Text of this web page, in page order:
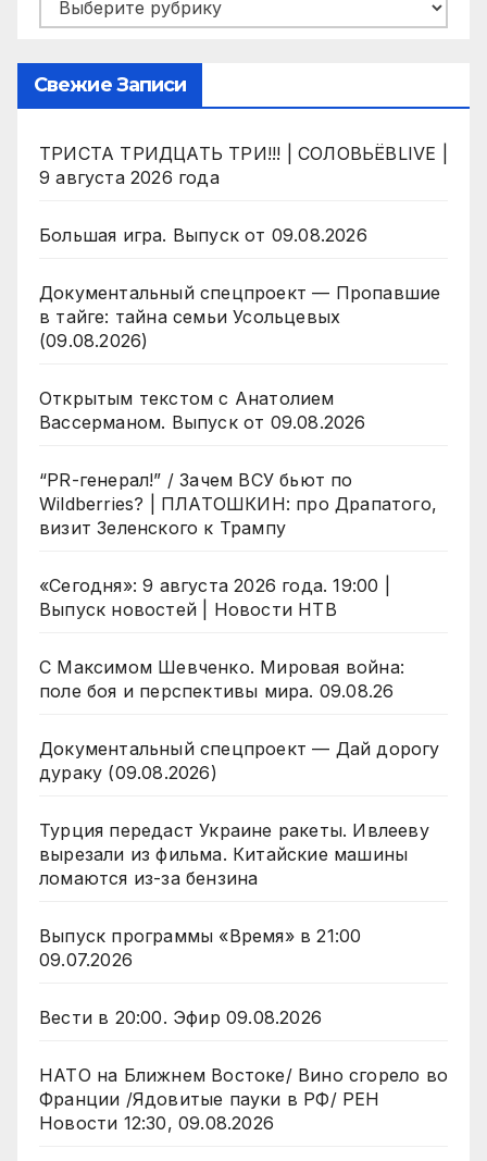
Свежие Записи
ТРИСТА ТРИДЦАТЬ ТРИ!!! | СОЛОВЬЁВLIVE |
9 августа 2026 года
Большая игра. Выпуск от 09.08.2026
Документальный спецпроект — Пропавшие
в тайге: тайна семьи Усольцевых
(09.08.2026)
Открытым текстом с Анатолием
Вассерманом. Выпуск от 09.08.2026
“PR-генерал!” / Зачем ВСУ бьют по
Wildberries? | ПЛАТОШКИН: про Драпатого,
визит Зеленского к Трампу
«Сегодня»: 9 августа 2026 года. 19:00 |
Выпуск новостей | Новости НТВ
С Максимом Шевченко. Мировая война:
поле боя и перспективы мира. 09.08.26
Документальный спецпроект — Дай дорогу
дураку (09.08.2026)
Турция передаст Украине ракеты. Ивлееву
вырезали из фильма. Китайские машины
ломаются из-за бензина
Выпуск программы «Время» в 21:00
09.07.2026
Вести в 20:00. Эфир 09.08.2026
НАТО на Ближнем Востоке/ Вино сгорело во
Франции /Ядовитые пауки в РФ/ РЕН
Новости 12:30, 09.08.2026